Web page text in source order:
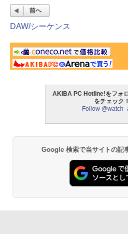
前へ
DAW/シーケンス
AKIBA PC Hotline!をフォ
をチェック！
Follow
Google 検索で当サイトの記